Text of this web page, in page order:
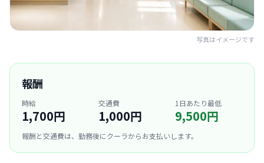
写真はイメージです
報酬
時給
1,700円
交通費
1,000円
1日あたり最低
9,500円
報酬と交通費は、勤務後にクーラからお支払いします。